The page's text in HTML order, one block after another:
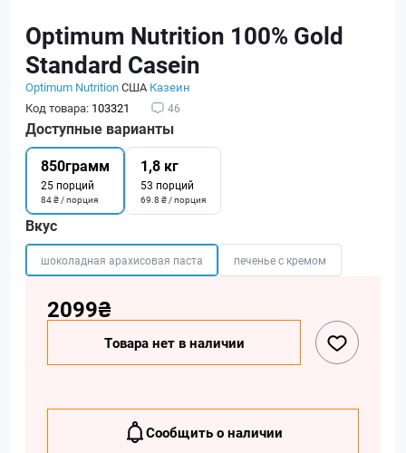
Optimum Nutrition 100% Gold
Standard Casein
Optimum NutritionСША Казеин
Код товара: 103321 46
Доступные варианты
850грамм
25 порций
84 ₴ / порция
1,8 кг
53 порций
69.8 ₴ / порция
Вкус
шоколадная арахисовая паста печенье с кремом
2099₴
Товара нет в наличии
Сообщить о наличии